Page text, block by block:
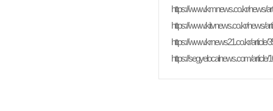
https://www.kmnews.co.kr/news/
https://www.kitvnews.co.kr/news/
https://www.krnews21.co.kr/article/
https://segyelocalnews.com/article/